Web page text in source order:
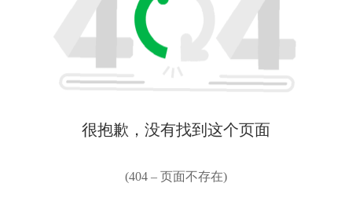
很抱歉，没有找到这个页面
(404 – 页面不存在)